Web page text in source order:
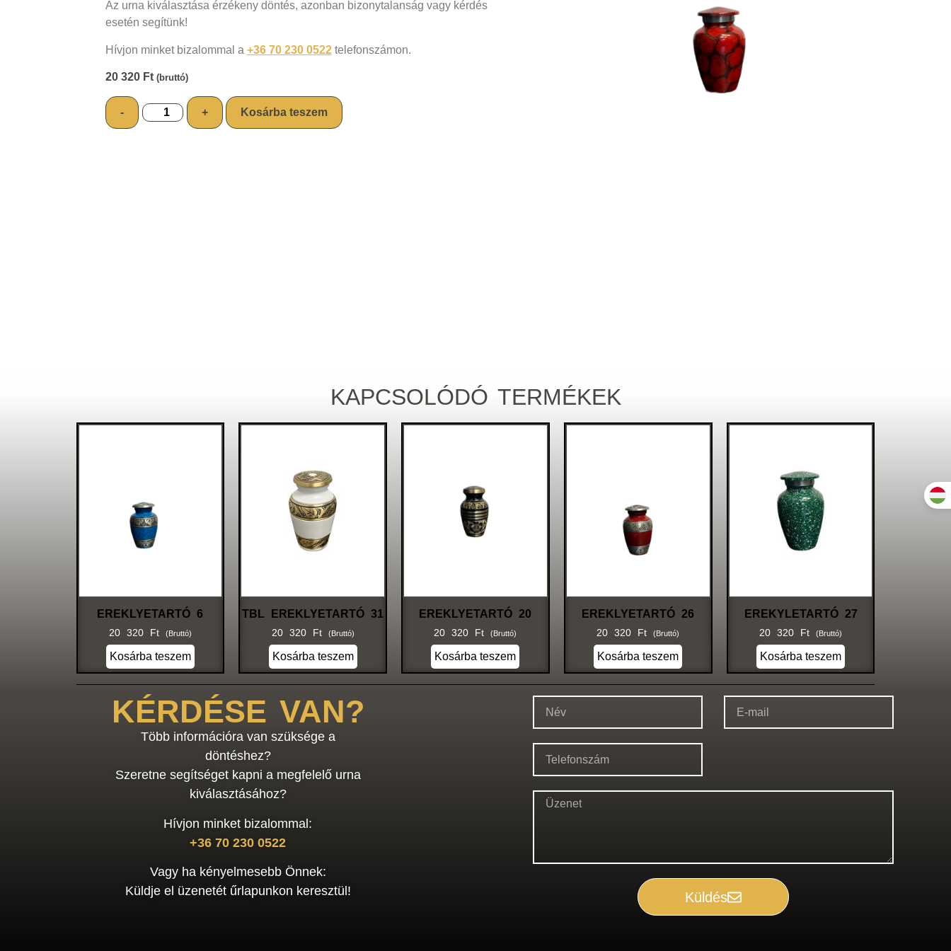
Az urna kiválasztása érzékeny döntés, azonban bizonytalanság vagy kérdés
esetén segítünk!
Hívjon minket bizalommal a +36 70 230 0522telefonszámon.
20 320 Ft (bruttó)
- + Kosárba teszem
KAPCSOLÓDÓ TERMÉKEK
EREKLYETARTÓ 6
20 320 Ft (bruttó)
Kosárba teszem
TBL EREKLYETARTÓ 31
20 320 Ft (bruttó)
Kosárba teszem
EREKLYETARTÓ 20
20 320 Ft (bruttó)
Kosárba teszem
EREKLYETARTÓ 26
20 320 Ft (bruttó)
Kosárba teszem
EREKYLETARTÓ 27
20 320 Ft (bruttó)
Kosárba teszem
KÉRDÉSE VAN?
Több információra van szüksége a
döntéshez?
Szeretne segítséget kapni a megfelelő urna
kiválasztásához?
Hívjon minket bizalommal:
+36 70 230 0522
Vagy ha kényelmesebb Önnek:
Küldje el üzenetét űrlapunkon keresztül!
Küldés